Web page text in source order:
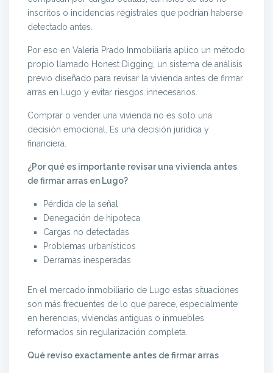
inscritos o incidencias registrales que podrían haberse
detectado antes.
Por eso en Valeria Prado Inmobiliaria aplico un método
propio llamado Honest Digging, un sistema de análisis
previo diseñado para revisar la vivienda antes de firmar
arras en Lugo y evitar riesgos innecesarios.
Comprar o vender una vivienda no es solo una
decisión emocional. Es una decisión jurídica y
financiera.
¿Por qué es importante revisar una vivienda antes
de firmar arras en Lugo?
Pérdida de la señal
Denegación de hipoteca
Cargas no detectadas
Problemas urbanísticos
Derramas inesperadas
En el mercado inmobiliario de Lugo estas situaciones
son más frecuentes de lo que parece, especialmente
en herencias, viviendas antiguas o inmuebles
reformados sin regularización completa.
Qué reviso exactamente antes de firmar arras